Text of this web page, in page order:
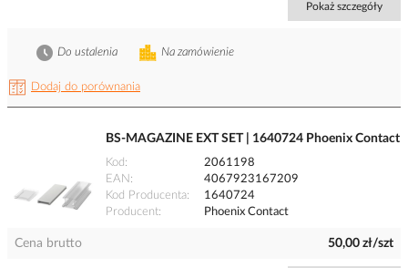
Pokaż szczegóły
Dodaj do porównania
Na zamówienie
Do ustalenia
BS-MAGAZINE EXT SET | 1640724 Phoenix Contact
Kod
2061198
EAN
4067923167209
Kod Producenta
1640724
Producent
Phoenix Contact
Cena brutto 50,00 zł/szt